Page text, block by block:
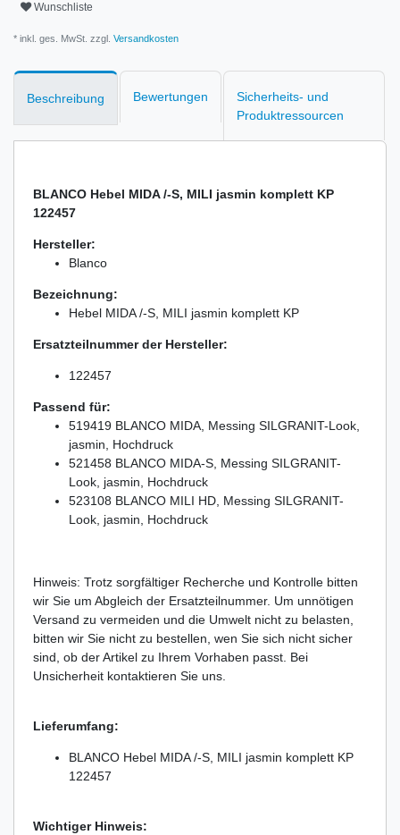
Wunschliste
* inkl. ges. MwSt. zzgl. Versandkosten
Beschreibung Bewertungen
Sicherheits- und
Produktressourcen
BLANCO Hebel MIDA /-S, MILI jasmin komplett KP
122457
Hersteller:
Blanco
Bezeichnung:
Hebel MIDA /-S, MILI jasmin komplett KP
Ersatzteilnummer der Hersteller:
122457
Passend für:
519419 BLANCO MIDA, Messing SILGRANIT-Look,
jasmin, Hochdruck
521458 BLANCO MIDA-S, Messing SILGRANIT-
Look, jasmin, Hochdruck
523108 BLANCO MILI HD, Messing SILGRANIT-
Look, jasmin, Hochdruck
Hinweis: Trotz sorgfältiger Recherche und Kontrolle bitten
wir Sie um Abgleich der Ersatzteilnummer. Um unnötigen
Versand zu vermeiden und die Umwelt nicht zu belasten,
bitten wir Sie nicht zu bestellen, wen Sie sich nicht sicher
sind, ob der Artikel zu Ihrem Vorhaben passt. Bei
Unsicherheit kontaktieren Sie uns.
Lieferumfang:
BLANCO Hebel MIDA /-S, MILI jasmin komplett KP
122457
Wichtiger Hinweis: